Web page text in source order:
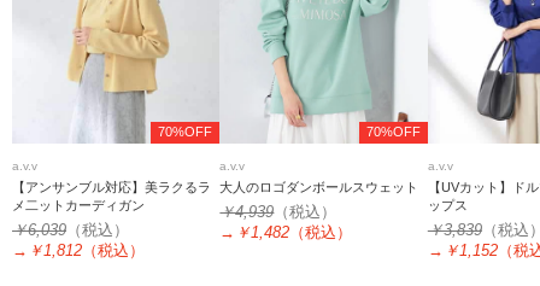
70%OFF
a.v.v
【アンサンブル対応】美ラクるラ
メ二ットカーディガン
￥6,039 （税込）
→ ￥1,812 （税込）
70%OFF
a.v.v
大人のロゴダンボールスウェット
￥4,939（税込）
→ ￥1,482 （税込）
a.v.v
【UVカット】ド
ップス
￥3,839（税込
→ ￥1,152（税